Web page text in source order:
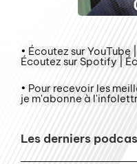
• Écoutez sur YouTube
Écoutez sur Spotify |
• Pour recevoir les
je m'abonne à
Les derniers